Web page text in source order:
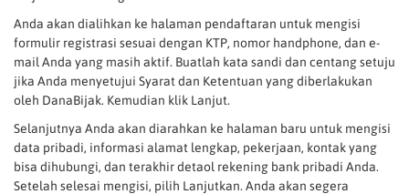
Anda akan dialihkan ke halaman pendaftaran untuk mengisi
formulir registrasi sesuai dengan KTP, nomor handphone, dan e-
mail Anda yang masih aktif. Buatlah kata sandi dan centang setuju
jika Anda menyetujui Syarat dan Ketentuan yang diberlakukan
oleh DanaBijak. Kemudian klik Lanjut.
Selanjutnya Anda akan diarahkan ke halaman baru untuk mengisi
data pribadi, informasi alamat lengkap, pekerjaan, kontak yang
bisa dihubungi, dan terakhir detaol rekening bank pribadi Anda.
Setelah selesai mengisi, pilih Lanjutkan. Anda akan segera